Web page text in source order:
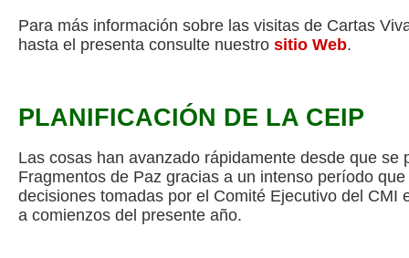
Para más información sobre las visitas de Cartas
hasta el presenta consulte nuestro sitio Web.
PLANIFICACIÓN DE LA CEIP
Las cosas han avanzado rápidamente desde que se
Fragmentos de Paz gracias a un intenso período
decisiones tomadas por el Comité Ejecutivo del CMI
a comienzos del presente año.